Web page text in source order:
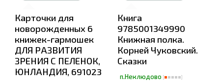
Карточки для
новорожденных 6
книжек-гармошек
ДЛЯ РАЗВИТИЯ
ЗРЕНИЯ С ПЕЛЕНОК,
ЮНЛАНДИЯ, 691023
Книга
9785001349990
Книжная полка.
Корней Чуковский.
Сказки
п.Неклюдово